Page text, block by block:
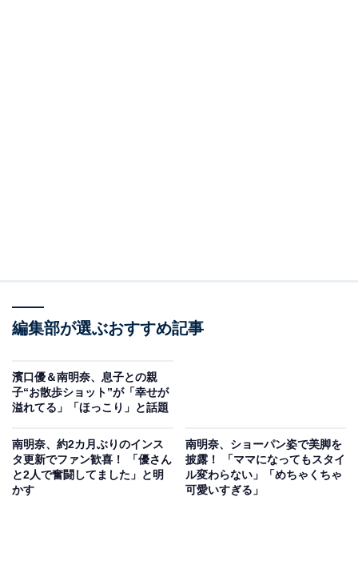
編集部が選ぶおすすめ記事
濱口優＆南明奈、息子との親
子“お散歩ショット”が「幸せが
溢れてる」「ほっこり」と話題
南明奈、約2カ月ぶりのインス
タ更新でファン歓喜！ 「優さん
と2人で奮闘してました」と明
かす
南明奈、ショーパン姿で美脚を
披露！ 「ママになってもスタイ
ル変わらない」「めちゃくちゃ
可愛いすぎる」